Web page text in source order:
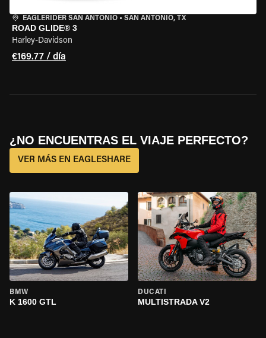
EAGLERIDER SAN ANTONIO • SAN ANTONIO, TX
ROAD GLIDE® 3
Harley-Davidson
€169.77 / día
¿NO ENCUENTRAS EL VIAJE PERFECTO?
VER MÁS EN EAGLESHARE
BMW
K 1600 GTL
DUCATI
MULTISTRADA V2